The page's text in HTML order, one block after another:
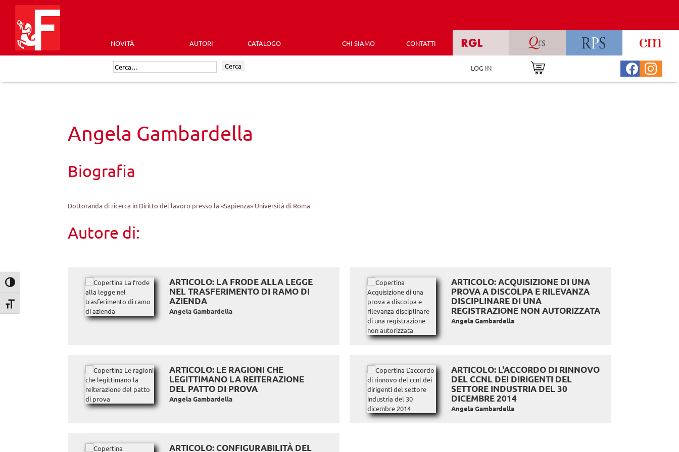
Attiva/disattiva alto contrasto
Attiva/disattiva dimensione testo
content
Futura
Editrice
NOVITÀ AUTORI CATALOGO CHI SIAMO CONTATTI
Cerca: Cerca LOG IN
Angela Gambardella
Biografia
Dottoranda di ricerca in Diritto del lavoro presso la «Sapienza» Università di Roma
Autore di:
ARTICOLO: LA FRODE ALLA LEGGE
NEL TRASFERIMENTO DI RAMO DI
AZIENDA
Angela Gambardella
ARTICOLO: ACQUISIZIONE DI UNA
PROVA A DISCOLPA E RILEVANZA
DISCIPLINARE DI UNA
REGISTRAZIONE NON AUTORIZZATA
Angela Gambardella
ARTICOLO: LE RAGIONI CHE
LEGITTIMANO LA REITERAZIONE
DEL PATTO DI PROVA
Angela Gambardella
ARTICOLO: L'ACCORDO DI RINNOVO
DEL CCNL DEI DIRIGENTI DEL
SETTORE INDUSTRIA DEL 30
DICEMBRE 2014
Angela Gambardella
ARTICOLO: CONFIGURABILITÀ DEL